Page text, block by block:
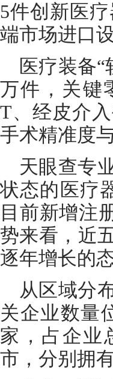
5件创新医
端市场进口
医疗装备
万件，关键
T、经皮介
手术精准度
天眼查专
状态的医疗
目前新增注
势来看，近
逐年增长的
从区域分
关企业数量
家，占企业
市，分别拥